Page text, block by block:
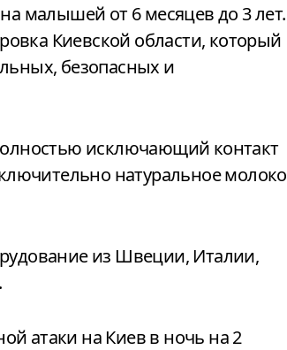
малышей от 6 месяцев до 3 лет.
Киевской области, который
безопасных и
исключающий контакт
натуральное молоко
из Швеции, Италии,
атаки на Киев в ночь на 2